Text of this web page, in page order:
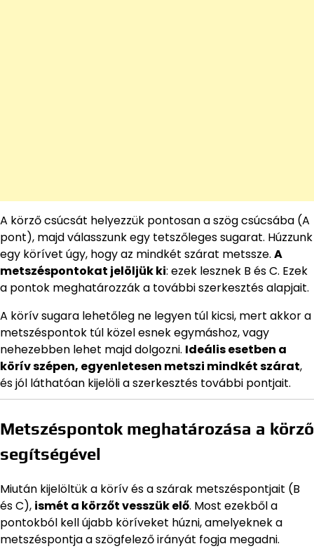
A körző csúcsát helyezzük pontosan a szög csúcsába (A
pont), majd válasszunk egy tetszőleges sugarat. Húzzunk
egy körívet úgy, hogy az mindkét szárat metssze. A
metszéspontokat jelöljük ki: ezek lesznek B és C. Ezek
a pontok meghatározzák a további szerkesztés alapjait.
A körív sugara lehetőleg ne legyen túl kicsi, mert akkor a
metszéspontok túl közel esnek egymáshoz, vagy
nehezebben lehet majd dolgozni. Ideális esetben a
körív szépen, egyenletesen metszi mindkét szárat,
és jól láthatóan kijelöli a szerkesztés további pontjait.
Metszéspontok meghatározása a körző
segítségével
Miután kijelöltük a körív és a szárak metszéspontjait (B
és C), ismét a körzőt vesszük elő. Most ezekből a
pontokból kell újabb köríveket húzni, amelyeknek a
metszéspontja a szögfelező irányát fogja megadni.